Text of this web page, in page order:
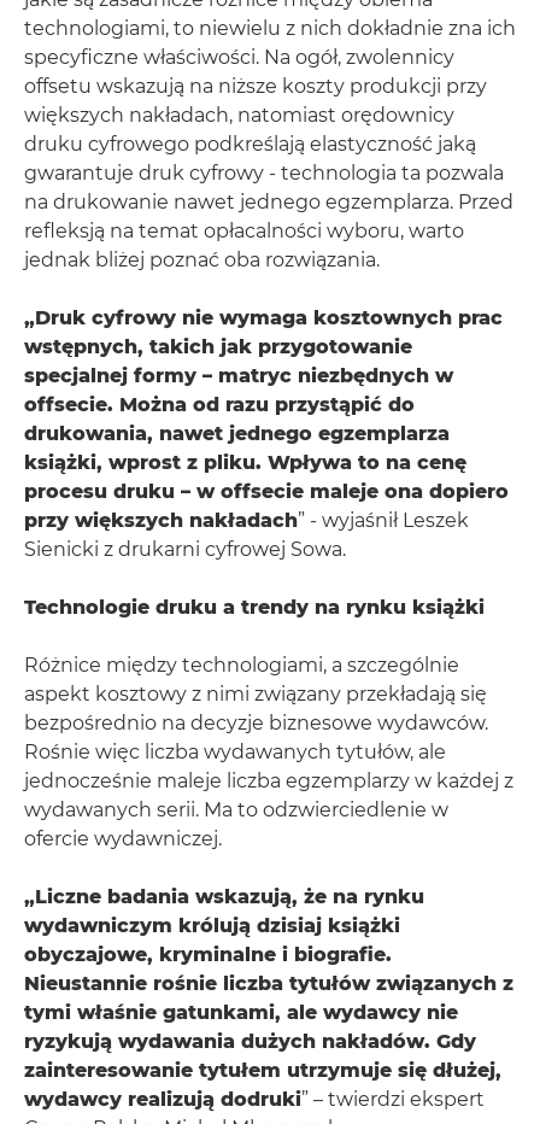
technologiami, to niewielu z nich dokładnie zna ich
specyficzne właściwości. Na ogół, zwolennicy
offsetu wskazują na niższe koszty produkcji przy
większych nakładach, natomiast orędownicy
druku cyfrowego podkreślają elastyczność jaką
gwarantuje druk cyfrowy - technologia ta pozwala
na drukowanie nawet jednego egzemplarza. Przed
refleksją na temat opłacalności wyboru, warto
jednak bliżej poznać oba rozwiązania.
„Druk cyfrowy nie wymaga kosztownych prac
wstępnych, takich jak przygotowanie
specjalnej formy – matryc niezbędnych w
offsecie. Można od razu przystąpić do
drukowania, nawet jednego egzemplarza
książki, wprost z pliku. Wpływa to na cenę
procesu druku – w offsecie maleje ona dopiero
przy większych nakładach” - wyjaśnił Leszek
Sienicki z drukarni cyfrowej Sowa.
Technologie druku a trendy na rynku książki
Różnice między technologiami, a szczególnie
aspekt kosztowy z nimi związany przekładają się
bezpośrednio na decyzje biznesowe wydawców.
Rośnie więc liczba wydawanych tytułów, ale
jednocześnie maleje liczba egzemplarzy w każdej z
wydawanych serii. Ma to odzwierciedlenie w
ofercie wydawniczej.
„Liczne badania wskazują, że na rynku
wydawniczym królują dzisiaj książki
obyczajowe, kryminalne i biografie.
Nieustannie rośnie liczba tytułów związanych z
tymi właśnie gatunkami, ale wydawcy nie
ryzykują wydawania dużych nakładów. Gdy
zainteresowanie tytułem utrzymuje się dłużej,
wydawcy realizują dodruki” – twierdzi ekspert